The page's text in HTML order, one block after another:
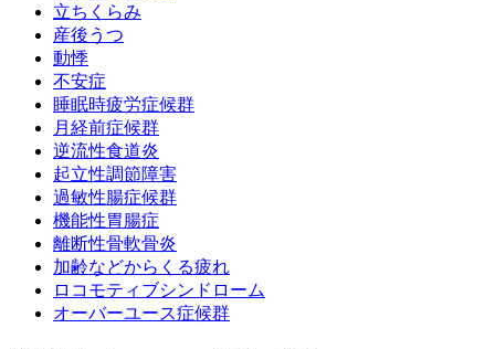
立ちくらみ
産後うつ
動悸
不安症
睡眠時疲労症候群
月経前症候群
逆流性食道炎
起立性調節障害
過敏性腸症候群
機能性胃腸症
離断性骨軟骨炎
加齢などからくる疲れ
ロコモティブシンドローム
オーバーユース症候群